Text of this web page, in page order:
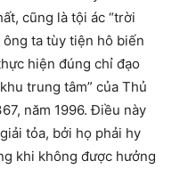
cũng là tội ác “trời
ta tùy tiện hô biến
hiện đúng chỉ đạo
trung tâm” của Thủ
năm 1996. Điều này
tỏa, bởi họ phải hy
khi không được hưởng